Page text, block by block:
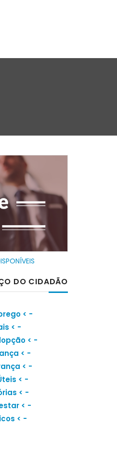
DO CIDADÃO
< -
< -
< -
< -
< -
< -
< -
< -
< -